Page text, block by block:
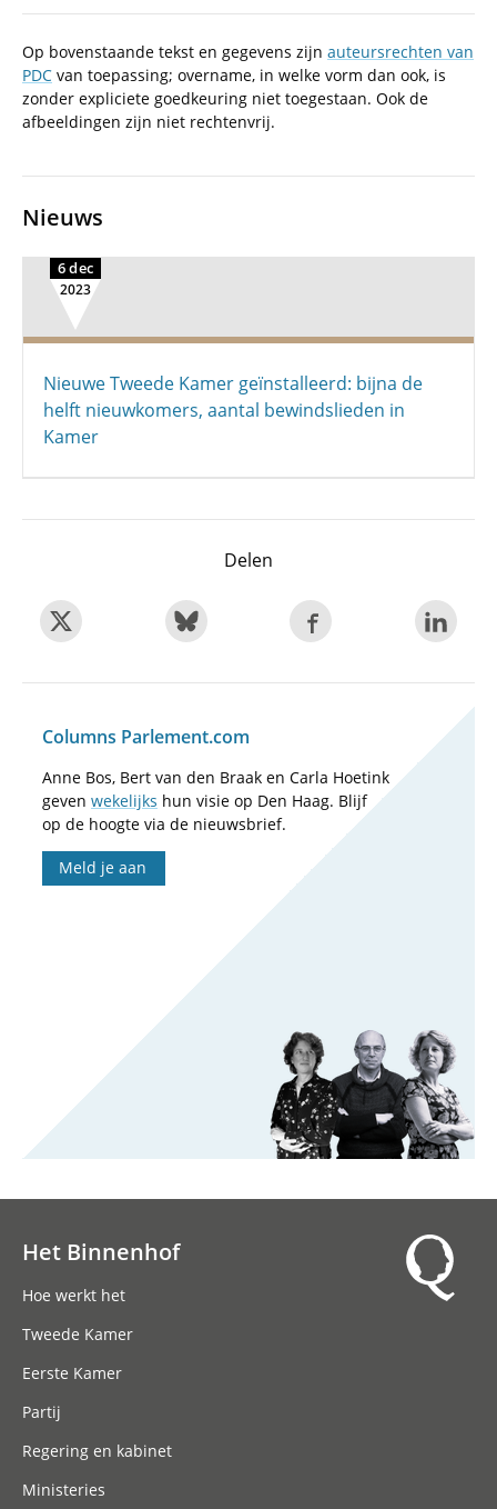
Op bovenstaande tekst en gegevens zijn auteursrechten van
PDC van toepassing; overname, in welke vorm dan ook, is
zonder expliciete goedkeuring niet toegestaan. Ook de
afbeeldingen zijn niet rechtenvrij.
Nieuws
6 dec
2023
Nieuwe Tweede Kamer geïnstalleerd: bijna de
helft nieuwkomers, aantal bewindslieden in
Kamer
Delen
Columns Parlement.com
Anne Bos, Bert van den Braak en Carla Hoetink
geven wekelijks hun visie op Den Haag. Blijf
op de hoogte via de nieuwsbrief.
Meld je aan
Het Binnenhof
Hoe werkt het
Tweede Kamer
Eerste Kamer
Partij
Regering en kabinet
Ministeries